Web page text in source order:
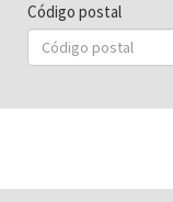
Código postal